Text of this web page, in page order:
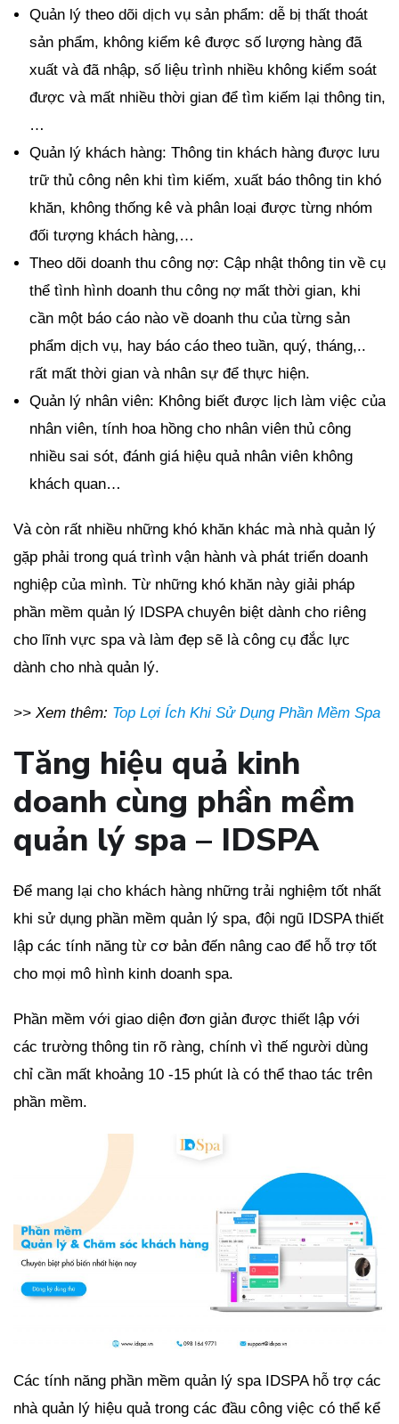
Quản lý theo dõi dịch vụ sản phẩm: dễ bị thất thoát
sản phẩm, không kiểm kê được số lượng hàng đã
xuất và đã nhập, số liệu trình nhiều không kiểm soát
được và mất nhiều thời gian để tìm kiếm lại thông tin,
…
Quản lý khách hàng: Thông tin khách hàng được lưu
trữ thủ công nên khi tìm kiếm, xuất báo thông tin khó
khăn, không thống kê và phân loại được từng nhóm
đối tượng khách hàng,…
Theo dõi doanh thu công nợ: Cập nhật thông tin về cụ
thể tình hình doanh thu công nợ mất thời gian, khi
cần một báo cáo nào về doanh thu của từng sản
phẩm dịch vụ, hay báo cáo theo tuần, quý, tháng,..
rất mất thời gian và nhân sự để thực hiện.
Quản lý nhân viên: Không biết được lịch làm việc của
nhân viên, tính hoa hồng cho nhân viên thủ công
nhiều sai sót, đánh giá hiệu quả nhân viên không
khách quan…
Và còn rất nhiều những khó khăn khác mà nhà quản lý
gặp phải trong quá trình vận hành và phát triển doanh
nghiệp của mình. Từ những khó khăn này giải pháp
phần mềm quản lý IDSPA chuyên biệt dành cho riêng
cho lĩnh vực spa và làm đẹp sẽ là công cụ đắc lực
dành cho nhà quản lý.
>> Xem thêm: Top Lợi Ích Khi Sử Dụng Phần Mềm Spa
Tăng hiệu quả kinh
doanh cùng phần mềm
quản lý spa – IDSPA
Để mang lại cho khách hàng những trải nghiệm tốt nhất
khi sử dụng phần mềm quản lý spa, đội ngũ IDSPA thiết
lập các tính năng từ cơ bản đến nâng cao để hỗ trợ tốt
cho mọi mô hình kinh doanh spa.
Phần mềm với giao diện đơn giản được thiết lập với
các trường thông tin rõ ràng, chính vì thế người dùng
chỉ cần mất khoảng 10 -15 phút là có thể thao tác trên
phần mềm.
Các tính năng phần mềm quản lý spa IDSPA hỗ trợ các
nhà quản lý hiệu quả trong các đầu công việc có thể kể